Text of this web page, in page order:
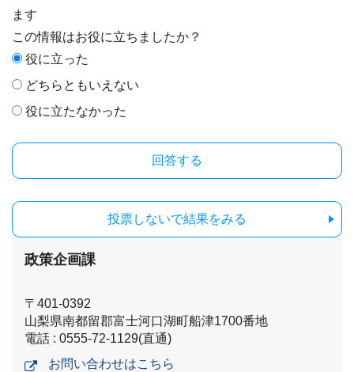
ます
この情報はお役に立ちましたか？
役に立った
どちらともいえない
役に立たなかった
投票しないで結果をみる
政策企画課
〒401-0392
山梨県南都留郡富士河口湖町船津1700番地
電話 : 0555-72-1129(直通)
お問い合わせはこちら